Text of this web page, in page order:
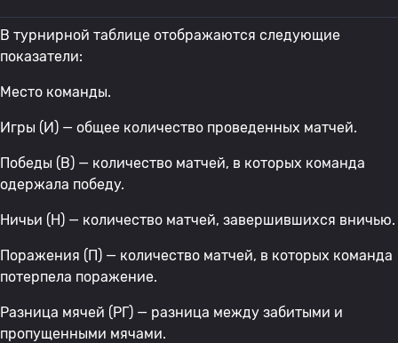
В турнирной таблице отображаются следующие
показатели:
Место команды.
Игры (И) — общее количество проведенных матчей.
Победы (В) — количество матчей, в которых команда
одержала победу.
Ничьи (Н) — количество матчей, завершившихся вничью.
Поражения (П) — количество матчей, в которых команда
потерпела поражение.
Разница мячей (РГ) — разница между забитыми и
пропущенными мячами.